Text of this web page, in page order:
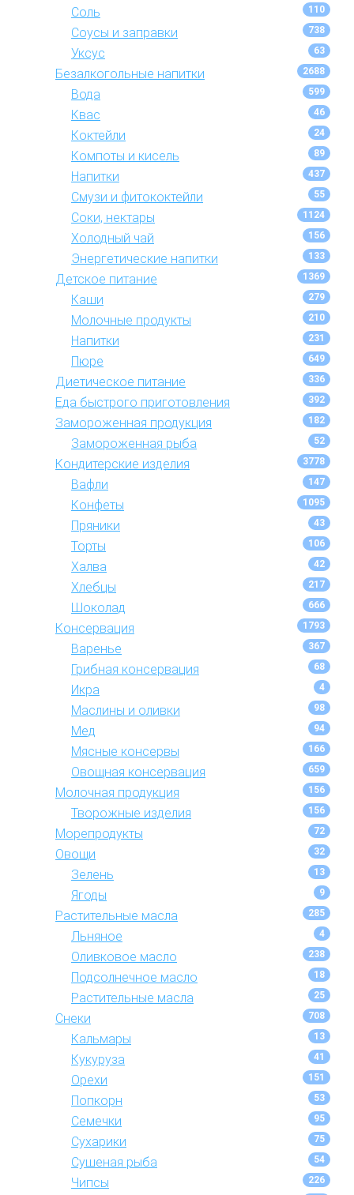
Соль 110
Соусы и заправки 738
Уксус 63
Безалкогольные напитки 2688
Вода 599
Квас 46
Коктейли 24
Компоты и кисель 89
Напитки 437
Смузи и фитококтейли 55
Соки, нектары 1124
Холодный чай 156
Энергетические напитки 133
Детское питание 1369
Каши 279
Молочные продукты 210
Напитки 231
Пюре 649
Диетическое питание 336
Еда быстрого приготовления 392
Замороженная продукция 182
Замороженная рыба 52
Кондитерские изделия 3778
Вафли 147
Конфеты 1095
Пряники 43
Торты 106
Халва 42
Хлебцы 217
Шоколад 666
Консервация 1793
Варенье 367
Грибная консервация 68
Икра 4
Маслины и оливки 98
Мед 94
Мясные консервы 166
Овощная консервация 659
Молочная продукция 156
Творожные изделия 156
Морепродукты 72
Овощи 32
Зелень 13
Ягоды 9
Растительные масла 285
Льняное 4
Оливковое масло 238
Подсолнечное масло 18
Растительные масла 25
Снеки 708
Кальмары 13
Кукуруза 41
Орехи 151
Попкорн 53
Семечки 95
Сухарики 75
Сушеная рыба 54
Чипсы 226